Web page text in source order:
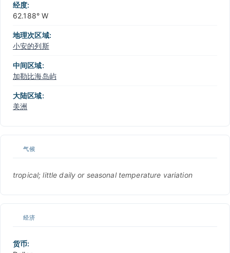
经度:
62.188° W
地理次区域:
小安的列斯
中间区域:
加勒比海岛屿
大陆区域:
美洲
气候
tropical; little daily or seasonal temperature variation
经济
货币: